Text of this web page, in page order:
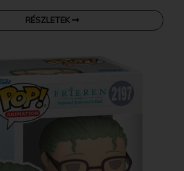
RÉSZLETEK